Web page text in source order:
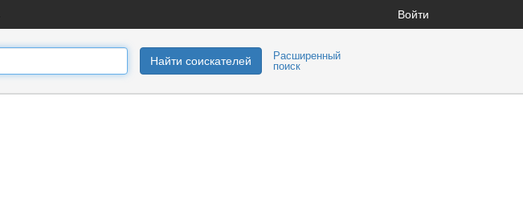
Войти
Найти соискателей
Расширенный
поиск